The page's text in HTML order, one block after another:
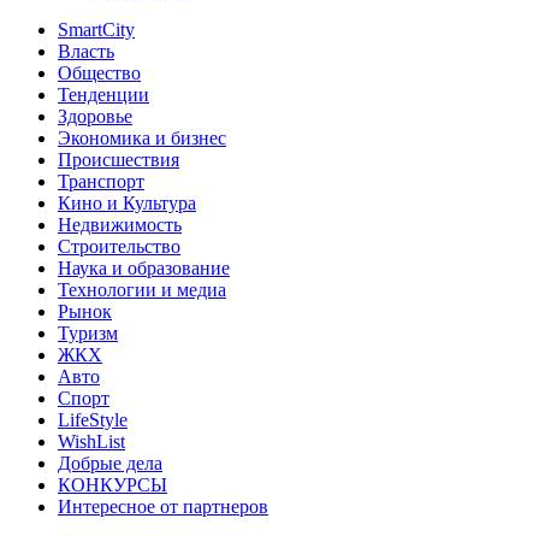
SmartCity
Власть
Общество
Тенденции
Здоровье
Экономика и бизнес
Происшествия
Транспорт
Кино и Культура
Недвижимость
Строительство
Наука и образование
Технологии и медиа
Рынок
Туризм
ЖКХ
Авто
Спорт
LifeStyle
WishList
Добрые дела
КОНКУРСЫ
Интересное от партнеров